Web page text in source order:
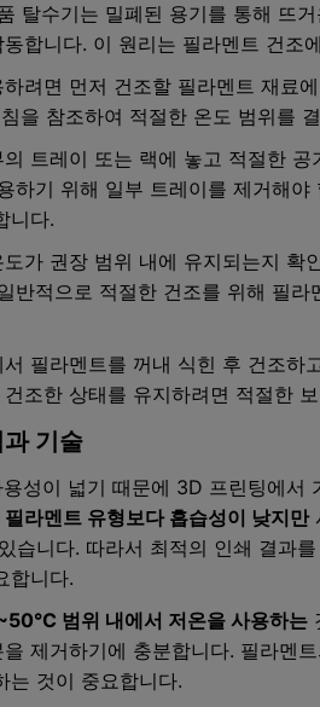
탈수기는 밀폐된 용기를 통해 뜨
합니다. 이 원리는 필라멘트 건조
려면 먼저 건조할 필라멘트 재료
을 참조하여 적절한 온도 범위를
트레이 또는 랙에 놓고 적절한
하기 위해 일부 트레이를 제거해야
니다.
가 권장 범위 내에 유지되는지 확
반적으로 적절한 건조를 위해 필라
필라멘트를 꺼내 식힌 후 건조하
조한 상태를 유지하려면 적절한
기술
성이 넓기 때문에 3D 프린팅에서
라멘트 유형보다 흡습성이 낮지만
습니다. 따라서 최적의 인쇄 결과
합니다.
범위 내에서 저온을 사용하는
제거하기에 충분합니다. 필라멘
는 것이 중요합니다.